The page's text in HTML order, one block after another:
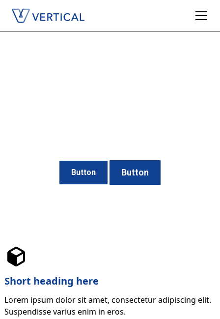
Button Button
Short heading here
Lorem ipsum dolor sit amet, consectetur adipiscing elit.
Suspendisse varius enim in eros.